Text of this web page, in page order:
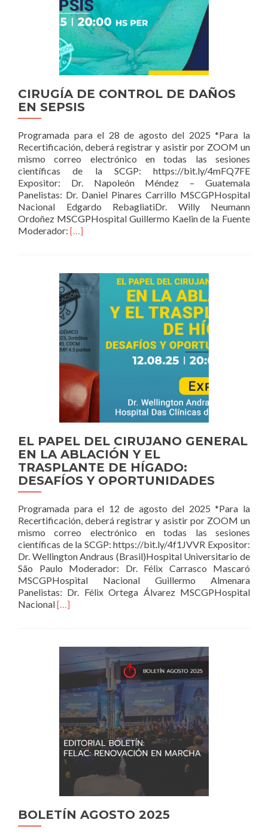
DE
ASUNCIÓN
DEL
NUEVO
DECANO
DE
FACULTAD
“SAN
FERNANDO”
UNMSM
CIRUGÍA DE CONTROL DE DAÑOS
EN SEPSIS
Programada para el 28 de agosto del 2025 *Para la
Recertificación, deberá registrar y asistir por ZOOM un
mismo correo electrónico en todas las sesiones
científicas de la SCGP: https://bit.ly/4mFQ7FE
Expositor: Dr. Napoleón Méndez – Guatemala
Panelistas: Dr. Daniel Pinares Carrillo MSCGPHospital
Nacional Edgardo RebagliatiDr. Willy Neumann
Ordoñez MSCGPHospital Guillermo Kaelin de la Fuente
Moderador: Read
DE
CONTROL
DE
DAÑOS
EN
SEPSIS
[…]
EL PAPEL DEL CIRUJANO GENERAL
EN LA ABLACIÓN Y EL
TRASPLANTE DE HÍGADO:
DESAFÍOS Y OPORTUNIDADES
Programada para el 12 de agosto del 2025 *Para la
Recertificación, deberá registrar y asistir por ZOOM un
mismo correo electrónico en todas las sesiones
científicas de la SCGP: https://bit.ly/4f1JVVR Expositor:
Dr. Wellington Andraus (Brasil)Hospital Universitario de
São Paulo Moderador: Dr. Félix Carrasco Mascaró
MSCGPHospital Nacional Guillermo Almenara
Panelistas: Dr. Félix Ortega Álvarez MSCGPHospital
NacionalRead
DEL
CIRUJANO
GENERAL
EN
LA
ABLACIÓN
Y
EL
TRASPLANTE
DE
HÍGADO:
DESAFÍOS
OPORTUNIDADES
[…]
BOLETÍN AGOSTO 2025